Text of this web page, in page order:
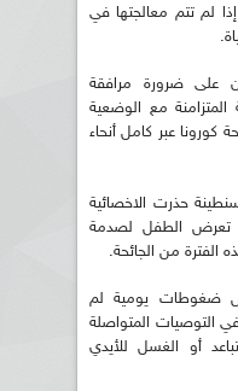
لم تتم معالجتها في
على ضرورة مرافقة
المتزامنة مع الوضعية
كورونا عبر كامل أنحاء
حذرت الاخصائية
تعرض الطفل لصدمة
الفترة من الجائحة.
ضغوطات يومية لم
التوصيات المتواصلة
أو الغسل للأيدي